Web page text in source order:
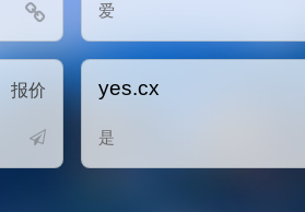
爱
报价 yes.cx
是